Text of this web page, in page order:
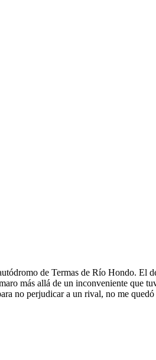
de Termas de Río Hondo. El
más allá de un inconveniente que
no perjudicar a un rival, no me